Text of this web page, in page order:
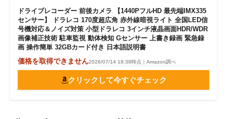
ドライブレコーダー 前後カメラ 【1440PフルHD 最先端IMX335
センサー】 ドラレコ 170度超広角 赤外線暗視ライト 全国LED信
号機対応＆ノイズ対策 小型ドラレコ 3インチ液晶画面HDR/WDR
画像補正技術 駐車監視 動体検知 Gセンサー 上書き録画 緊急録
画 操作簡単 32GBカード付き 日本語説明書
価格を取得できません2026/07/14 18:38時点｜Amazon調べ
クリックして今すぐチェック